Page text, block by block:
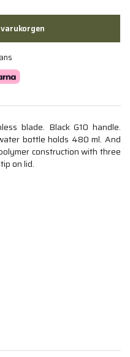
blade. Black G10 handle.
bottle holds 480 ml. And
construction with three
on lid.